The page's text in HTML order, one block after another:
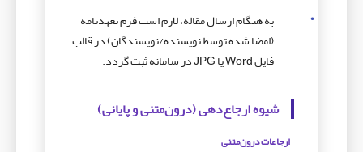
به هنگام ارسال مقاله، لازم است فرم تعهدنامه
(امضا شده توسط نویسنده/نویسندگان) در قالب
فایل Word یا JPG در سامانه ثبت گردد.
شیوه ارجاع‌دهی (درون‌متنی و پایانی)
ارجاعات درون‌متنی